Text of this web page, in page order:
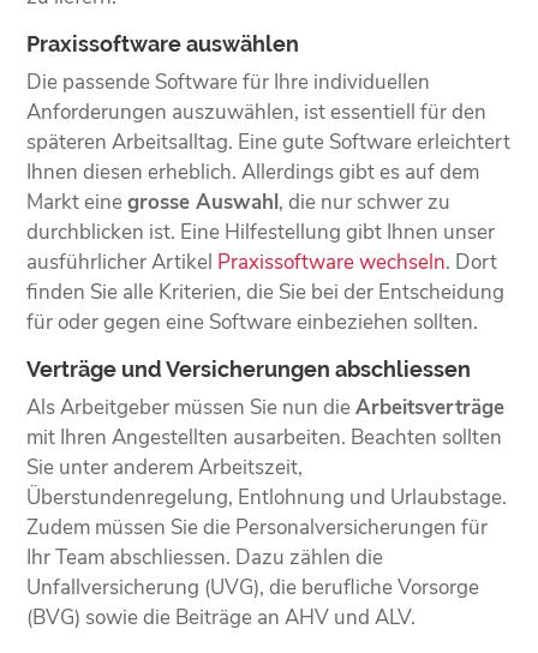
Praxissoftware auswählen
Die passende Software für Ihre individuellen
Anforderungen auszuwählen, ist essentiell für den
späteren Arbeitsalltag. Eine gute Software erleichtert
Ihnen diesen erheblich. Allerdings gibt es auf dem
Markt einegrosse Auswahl, die nur schwer zu
durchblicken ist. Eine Hilfestellung gibt Ihnen unser
ausführlicher Artikel Praxissoftware wechseln. Dort
finden Sie alle Kriterien, die Sie bei der Entscheidung
für oder gegen eine Software einbeziehen sollten.
Verträge und Versicherungen abschliessen
Als Arbeitgeber müssen Sie nun dieArbeitsverträge
mit Ihren Angestellten ausarbeiten. Beachten sollten
Sie unter anderem Arbeitszeit,
Überstundenregelung, Entlohnung und Urlaubstage.
Zudem müssen Sie die Personalversicherungen für
Ihr Team abschliessen. Dazu zählen die
Unfallversicherung (UVG), die berufliche Vorsorge
(BVG) sowie die Beiträge an AHV und ALV.